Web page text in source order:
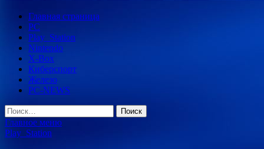
Главная страница
PC
Play_Station
Nintendo
X-Box
Киберспорт
Железо
PC-NEWS
Найти:
Главное меню
Play_Station